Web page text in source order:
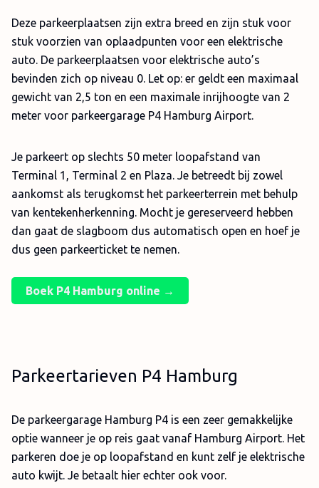
Deze parkeerplaatsen zijn extra breed en zijn stuk voor
stuk voorzien van oplaadpunten voor een elektrische
auto. De parkeerplaatsen voor elektrische auto’s
bevinden zich op niveau 0. Let op: er geldt een maximaal
gewicht van 2,5 ton en een maximale inrijhoogte van 2
meter voor parkeergarage P4 Hamburg Airport.
Je parkeert op slechts 50 meter loopafstand van
Terminal 1, Terminal 2 en Plaza. Je betreedt bij zowel
aankomst als terugkomst het parkeerterrein met behulp
van kentekenherkenning. Mocht je gereserveerd hebben
dan gaat de slagboom dus automatisch open en hoef je
dus geen parkeerticket te nemen.
Boek P4 Hamburg online →
Parkeertarieven P4 Hamburg
De parkeergarage Hamburg P4 is een zeer gemakkelijke
optie wanneer je op reis gaat vanaf Hamburg Airport. Het
parkeren doe je op loopafstand en kunt zelf je elektrische
auto kwijt. Je betaalt hier echter ook voor.